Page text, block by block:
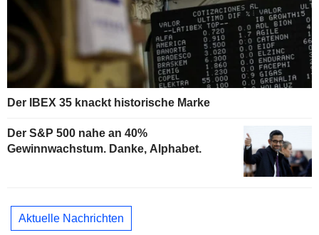
Der IBEX 35 knackt historische Marke
Der S&P 500 nahe an 40%
Gewinnwachstum. Danke, Alphabet.
Aktuelle Nachrichten